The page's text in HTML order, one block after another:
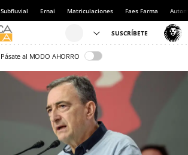
Subfluvial Ernai Matriculaciones Faes Farma
Pásate al MODO AHORRO